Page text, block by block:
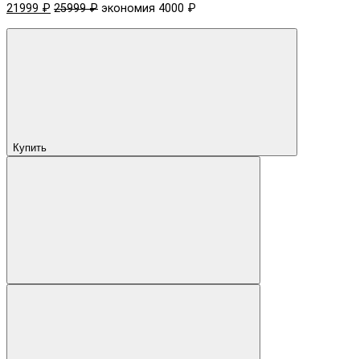
21999 ₽ 25999 ₽ экономия 4000 ₽
Купить